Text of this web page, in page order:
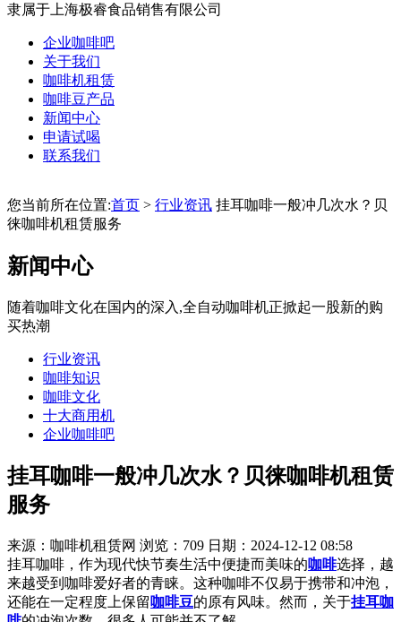
隶属于上海极睿食品销售有限公司
企业咖啡吧
关于我们
咖啡机租赁
咖啡豆产品
新闻中心
申请试喝
联系我们
您当前所在位置:首页 > 行业资讯 挂耳咖啡一般冲几次水？贝
徕咖啡机租赁服务
新闻中心
随着咖啡文化在国内的深入,全自动咖啡机正掀起一股新的购
买热潮
行业资讯
咖啡知识
咖啡文化
十大商用机
企业咖啡吧
挂耳咖啡一般冲几次水？贝徕咖啡机租赁
服务
来源：咖啡机租赁网 浏览：709 日期：2024-12-12 08:58
挂耳咖啡，作为现代快节奏生活中便捷而美味的咖啡选择，越
来越受到咖啡爱好者的青睐。这种咖啡不仅易于携带和冲泡，
还能在一定程度上保留 咖啡豆的原有风味。然而，关于挂耳咖